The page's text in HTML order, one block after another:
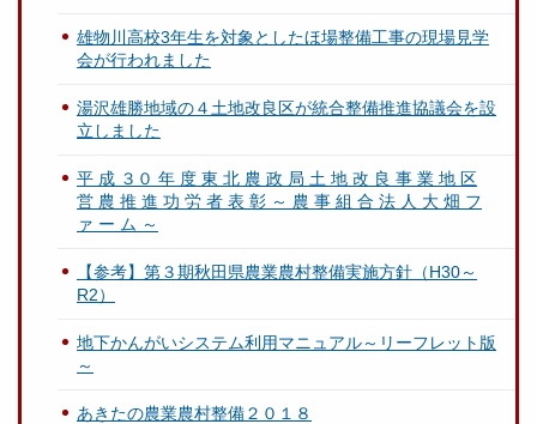
雄物川高校3年生を対象としたほ場整備工事の現場見学
会が行われました
湯沢雄勝地域の４土地改良区が統合整備推進協議会を設
立しました
平 成 ３０ 年 度 東 北 農 政 局 土 地 改 良 事 業 地 区
営 農 推 進 功 労 者 表 彰 ～ 農 事 組 合 法 人 大 畑 フ
ァ ー ム ～
【参考】第３期秋田県農業農村整備実施方針（H30～
R2）
地下かんがいシステム利用マニュアル～リーフレット版
～
あきたの農業農村整備２０１８